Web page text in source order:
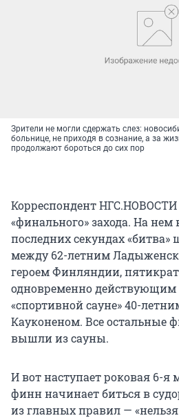
Зрители не могли сдержать слез:
больнице, не приходя в сознание, а за
продолжают бороться до сих пор
Корреспондент
«финального» захода. На нем
последних секундах
между 62-летним
героем Финляндии,
одновременно
«спортивной сауне» 40-
Кауконеном. Все остальные
вышли из сауны.
И вот наступает роковая 6-я
финн начинает биться в
из главных правил —